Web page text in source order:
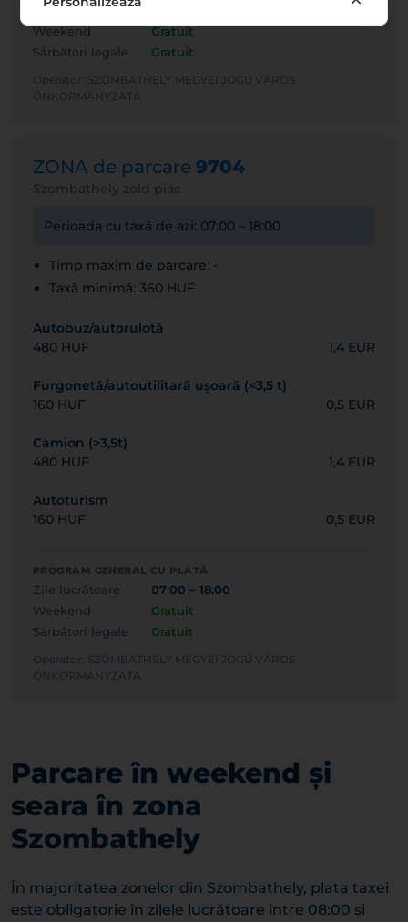
Zile lucrătoare
Weekend
Gratuit
Sărbători legale
Gratuit
Operator: SZOMBATHELY MEGYEI JOGÚ VÁROS
ÖNKORMÁNYZATA
ZONA de parcare 9704
Szombathely zöld piac
Perioada cu taxă de azi: 07:00 – 18:00
Timp maxim de parcare: -
Taxă minimă: 360 HUF
Autobuz/autorulotă
480 HUF
1,4 EUR
Furgonetă/autoutilitară ușoară (<3,5 t)
160 HUF
0,5 EUR
Camion (>3,5t)
480 HUF
1,4 EUR
Autoturism
160 HUF
0,5 EUR
PROGRAM GENERAL CU PLATĂ
Zile lucrătoare
07:00 – 18:00
Weekend
Gratuit
Sărbători legale
Gratuit
Operator: SZOMBATHELY MEGYEI JOGÚ VÁROS
ÖNKORMÁNYZATA
Parcare în weekend și
seara în zona
Szombathely
În majoritatea zonelor din Szombathely, plata taxei
este obligatorie în zilele lucrătoare între 08:00 și